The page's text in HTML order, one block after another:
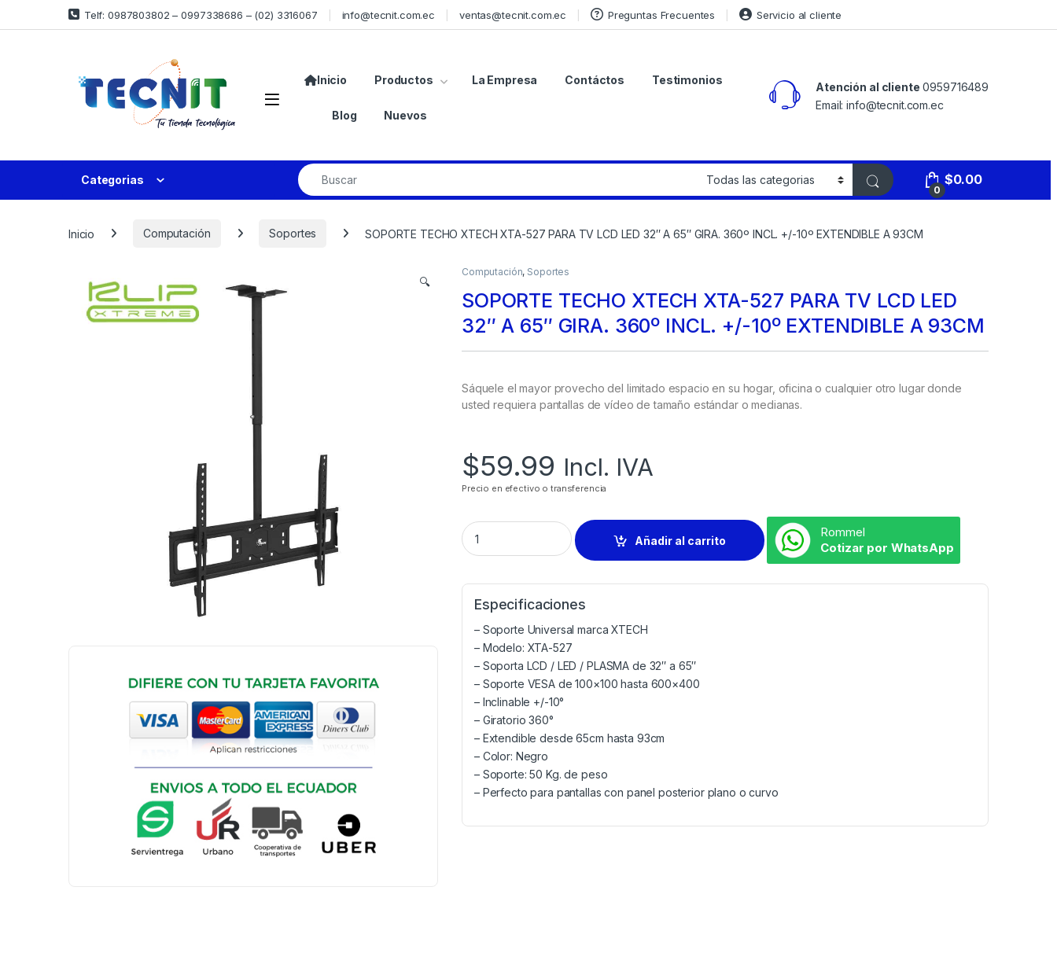
Telf: 0987803802 – 0997338686 – (02) 3316067 info@tecnit.com.ec ventas@tecnit.com.ec Preguntas Frecuentes Servicio al cliente
Inicio Productos La Empresa Contáctos Testimonios
Blog Nuevos
Atención al cliente 0959716489
Email: info@tecnit.com.ec
Categorias
0
$0.00
Inicio Computación Soportes SOPORTE TECHO XTECH XTA-527 PARA TV LCD LED 32″ A 65″ GIRA. 360º INCL. +/-10º EXTENDIBLE A 93CM
🔍
Computación, Soportes
SOPORTE TECHO XTECH XTA-527 PARA TV LCD LED
32″ A 65″ GIRA. 360º INCL. +/-10º EXTENDIBLE A 93CM
Sáquele el mayor provecho del limitado espacio en su hogar, oficina o cualquier otro lugar donde
usted requiera pantallas de vídeo de tamaño estándar o medianas.
$59.99 Incl. IVA
Precio en efectivo o transferencia
Añadir al carrito
Rommel
Cotizar por WhatsApp
Especificaciones
– Soporte Universal marca XTECH
– Modelo: XTA-527
– Soporta LCD / LED / PLASMA de 32″ a 65″
– Soporte VESA de 100×100 hasta 600×400
– Inclinable +/-10°
– Giratorio 360°
– Extendible desde 65cm hasta 93cm
– Color: Negro
– Soporte: 50 Kg. de peso
– Perfecto para pantallas con panel posterior plano o curvo